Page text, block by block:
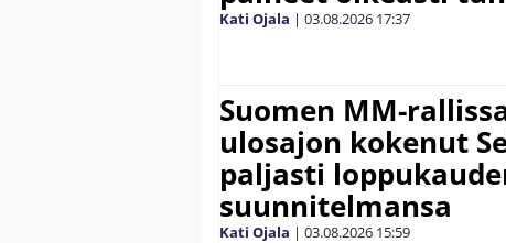
Kati Ojala | 03.08.2026 17:37
Suomen MM-
ulosajon kokenut
paljasti
suunnitelmansa
Kati Ojala | 03.08.2026 15:59